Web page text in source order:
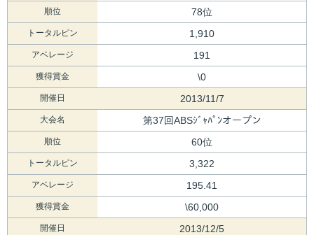
順位 78位
トータルピン 1,910
アベレージ 191
獲得賞金 \0
開催日 2013/11/7
大会名 第37回ABSｼﾞｬﾊﾟﾝオープン
順位 60位
トータルピン 3,322
アベレージ 195.41
獲得賞金 \60,000
開催日 2013/12/5